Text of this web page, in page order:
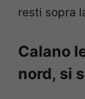
resti sopra
Calano
nord, si